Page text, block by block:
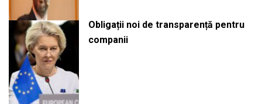
Obligații noi de transparență pentru
companii